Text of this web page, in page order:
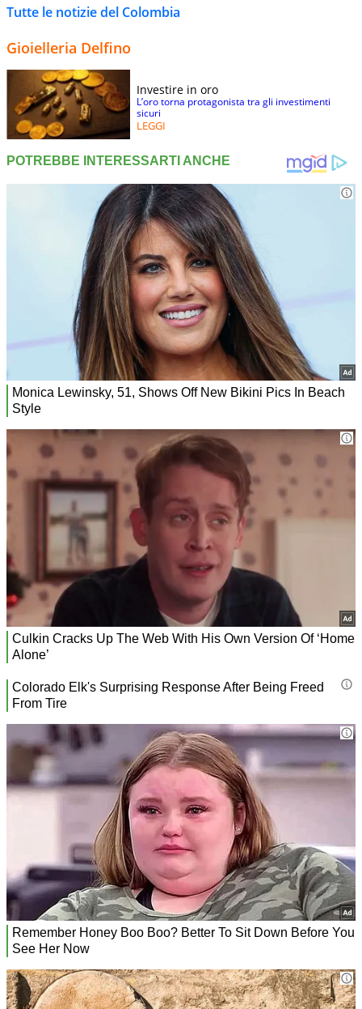
Tutte le notizie del Colombia
Gioielleria Delfino
Investire in oro
L’oro torna protagonista tra gli investimenti
sicuri
LEGGI